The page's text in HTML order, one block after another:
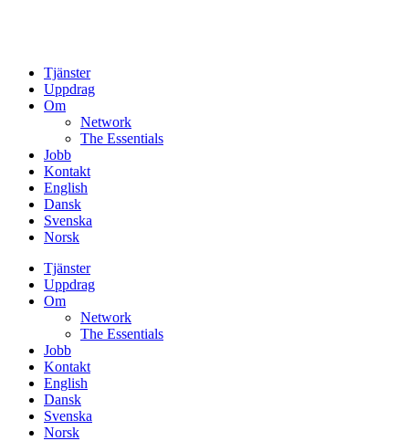
Tjänster
Uppdrag
Om
Network
The Essentials
Jobb
Kontakt
English
Dansk
Svenska
Norsk
Tjänster
Uppdrag
Om
Network
The Essentials
Jobb
Kontakt
English
Dansk
Svenska
Norsk